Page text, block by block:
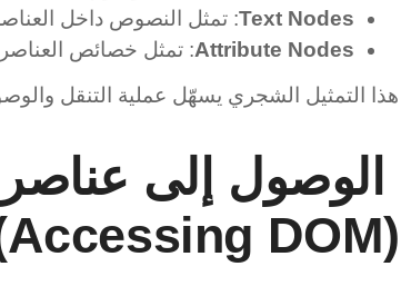
Text Nodes: تمثل النصوص داخل
Attribute Nodes: تمثل خصائص العناصر
هذا التمثيل الشجري يسهّل عملية التنقل
الوصول إلى
(Accessing DOM)